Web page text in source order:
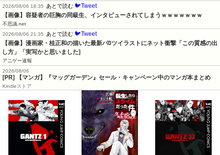
2026/08/06 18:35 あとで読む 🐦Tweet
【画像】容疑者の巨胸の同級生、インタビューされてしまうｗｗｗｗｗｗｗ
不思議.net
2026/08/06 21:35
あとで読む 🐦Tweet
【画像】漫画家・桂正和の描いた最新パ0ツイラストにネット衝撃「この質感の出
し方」「実写かと思いました]
アニゲー速報
2026/08/06
[PR] 【マンガ】『マッグガーデン』セール・キャンペーン中のマンガ本まとめ
Kindleストア